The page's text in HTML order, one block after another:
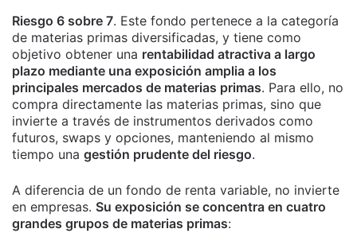
Riesgo 6 sobre 7. Este fondo pertenece a la categoría
de materias primas diversificadas, y tiene como
objetivo obtener una rentabilidad atractiva a largo
plazo mediante una exposición amplia a los
principales mercados de materias primas. Para ello, no
compra directamente las materias primas, sino que
invierte a través de instrumentos derivados como
futuros, swaps y opciones, manteniendo al mismo
tiempo una gestión prudente del riesgo.
A diferencia de un fondo de renta variable, no invierte
en empresas. Su exposición se concentra en cuatro
grandes grupos de materias primas: